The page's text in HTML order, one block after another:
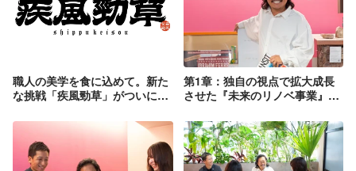
職人の美学を食に込めて。新た
な挑戦「疾風勁草」がついにオ
第1章：独自の視点で拡大成長
させた『未来のリノベ事業』と
した社長のシゴトとミライの
話。